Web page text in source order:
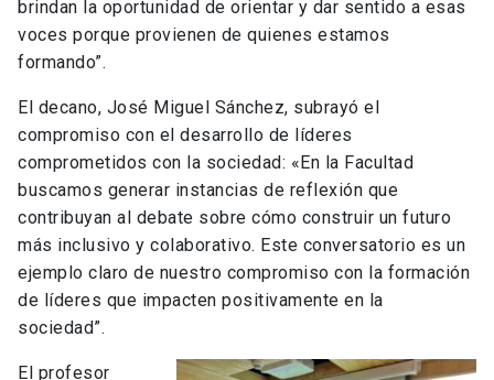
brindan la oportunidad de orientar y dar sentido a esas
voces porque provienen de quienes estamos
formando”.
El decano, José Miguel Sánchez, subrayó el
compromiso con el desarrollo de líderes
comprometidos con la sociedad: «En la Facultad
buscamos generar instancias de reflexión que
contribuyan al debate sobre cómo construir un futuro
más inclusivo y colaborativo. Este conversatorio es un
ejemplo claro de nuestro compromiso con la formación
de líderes que impacten positivamente en la
sociedad”.
El profesor